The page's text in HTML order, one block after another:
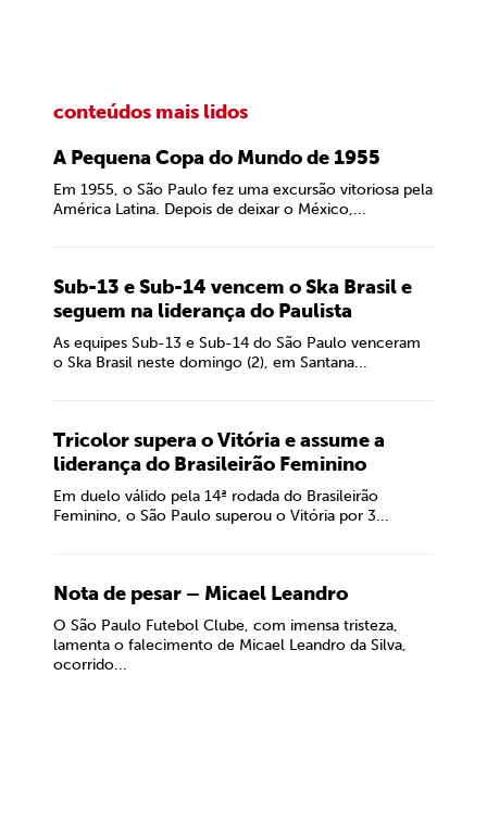
conteúdos mais lidos
A Pequena Copa do Mundo de 1955
Em 1955, o São Paulo fez uma excursão vitoriosa pela
América Latina. Depois de deixar o México,...
Sub-13 e Sub-14 vencem o Ska Brasil e
seguem na liderança do Paulista
As equipes Sub-13 e Sub-14 do São Paulo venceram
o Ska Brasil neste domingo (2), em Santana...
Tricolor supera o Vitória e assume a
liderança do Brasileirão Feminino
Em duelo válido pela 14ª rodada do Brasileirão
Feminino, o São Paulo superou o Vitória por 3...
Nota de pesar – Micael Leandro
O São Paulo Futebol Clube, com imensa tristeza,
lamenta o falecimento de Micael Leandro da Silva,
ocorrido...